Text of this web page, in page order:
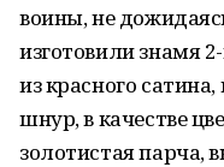
воины, не
изготовили знамя
из красного
шнур, в качестве
золотистая парча,